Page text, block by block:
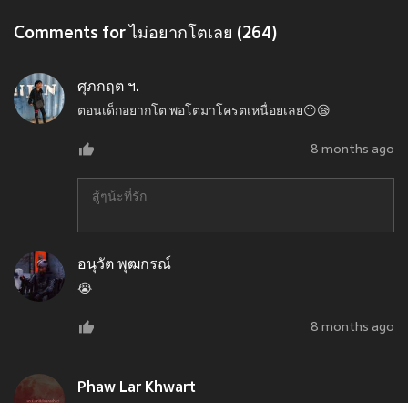
Comments for ไม่อยากโตเลย (264)
ศุภกฤต ฯ.
ตอนเด็กอยากโต พอโตมาโครตเหนื่อยเลย😶😪
8 months ago
สู้ๆน้ะที่รัก
อนุวัต พุฒกรณ์
😭
8 months ago
Phaw Lar Khwart